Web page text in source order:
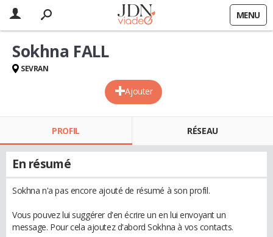
MENU
Ajouter
Sokhna FALL
SEVRAN
PROFIL RÉSEAU
En résumé
Sokhna n'a pas encore ajouté de résumé à son profil.
Vous pouvez lui suggérer d'en écrire un en lui envoyant un
message. Pour cela ajoutez d'abord Sokhna à vos contacts.